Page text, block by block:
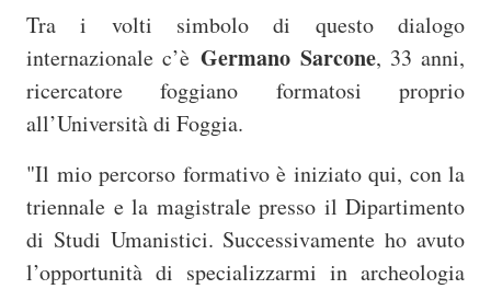
Tra i volti simbolo di questo dialogo
internazionale c’èGermano Sarcone, 33 anni,
ricercatore foggiano formatosi proprio
all’Università di Foggia.
"Il mio percorso formativo è iniziato qui, con la
triennale e la magistrale presso il Dipartimento
di Studi Umanistici. Successivamente ho avuto
l’opportunità di specializzarmi in archeologia